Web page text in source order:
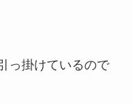
っ掛けているので